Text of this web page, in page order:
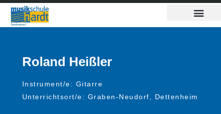
springen
Zum
Inhalt
springen
Roland Heißler
Instrument/e: Gitarre
Unterrichtsort/e: Graben-Neudorf, Dettenheim